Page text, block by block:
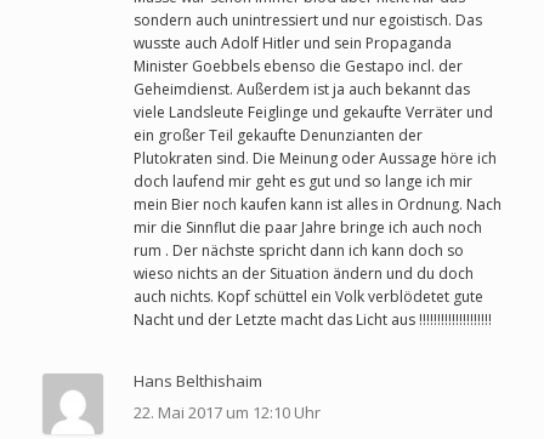
sondern auch unintressiert und nur egoistisch. Das
wusste auch Adolf Hitler und sein Propaganda
Minister Goebbels ebenso die Gestapo incl. der
Geheimdienst. Außerdem ist ja auch bekannt das
viele Landsleute Feiglinge und gekaufte Verräter und
ein großer Teil gekaufte Denunzianten der
Plutokraten sind. Die Meinung oder Aussage höre ich
doch laufend mir geht es gut und so lange ich mir
mein Bier noch kaufen kann ist alles in Ordnung. Nach
mir die Sinnflut die paar Jahre bringe ich auch noch
rum . Der nächste spricht dann ich kann doch so
wieso nichts an der Situation ändern und du doch
auch nichts. Kopf schüttel ein Volk verblödetet gute
Nacht und der Letzte macht das Licht aus !!!!!!!!!!!!!!!!!!!!
Hans Belthishaim
22. Mai 2017 um 12:10 Uhr